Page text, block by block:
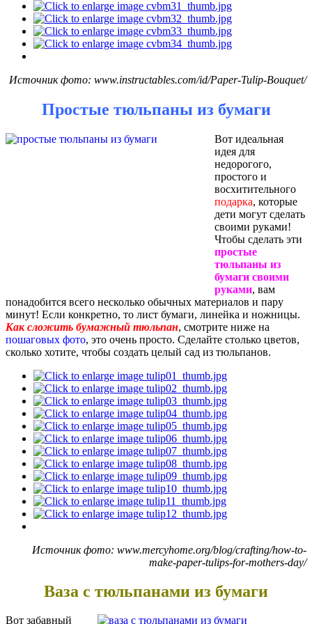
Источник фото: www.instructables.com/id/Paper-Tulip-Bouquet/
Простые тюльпаны из бумаги
Вот идеальная
идея для
недорогого,
простого и
восхитительного
подарка, которые
дети могут сделать
своими руками!
Чтобы сделать эти
простые
тюльпаны из
бумаги своими
руками, вам
понадобится всего несколько обычных материалов и пару
минут! Если конкретно, то лист бумаги, линейка и ножницы.
Как сложить бумажный тюльпан, смотрите ниже на
пошаговых фото, это очень просто. Сделайте столько цветов,
сколько хотите, чтобы создать целый сад из тюльпанов.
Источник фото: www.mercyhome.org/blog/crafting/how-to-
make-paper-tulips-for-mothers-day/
Ваза с тюльпанами из бумаги
Вот забавный